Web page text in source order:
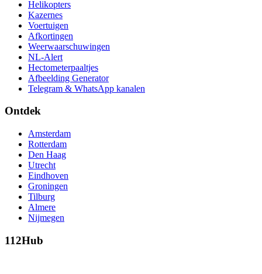
Helikopters
Kazernes
Voertuigen
Afkortingen
Weerwaarschuwingen
NL-Alert
Hectometerpaaltjes
Afbeelding Generator
Telegram & WhatsApp kanalen
Ontdek
Amsterdam
Rotterdam
Den Haag
Utrecht
Eindhoven
Groningen
Tilburg
Almere
Nijmegen
112Hub